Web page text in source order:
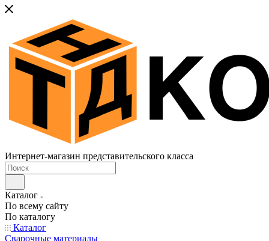
Интернет-магазин представительского класса
Каталог
По всему сайту
По каталогу
Каталог
Сварочные материалы